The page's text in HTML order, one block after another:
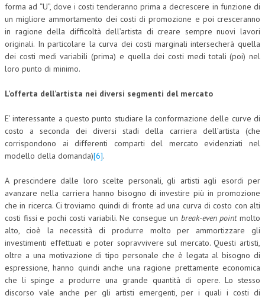
forma ad “U”, dove i costi tenderanno prima a decrescere in funzione di
un migliore ammortamento dei costi di promozione e poi cresceranno
in ragione della difficoltà dell’artista di creare sempre nuovi lavori
originali. In particolare la curva dei costi marginali intersecherà quella
dei costi medi variabili (prima) e quella dei costi medi totali (poi) nel
loro punto di minimo.
L’offerta dell’artista nei diversi segmenti del mercato
E’ interessante a questo punto studiare la conformazione delle curve di
costo a seconda dei diversi stadi della carriera dell’artista (che
corrispondono ai differenti comparti del mercato evidenziati nel
modello della domanda)[6].
A prescindere dalle loro scelte personali, gli artisti agli esordi per
avanzare nella carriera hanno bisogno di investire più in promozione
che in ricerca. Ci troviamo quindi di fronte ad una curva di costo con alti
costi fissi e pochi costi variabili. Ne consegue un break-even pointmolto
alto, cioè la necessità di produrre molto per ammortizzare gli
investimenti effettuati e poter sopravvivere sul mercato. Questi artisti,
oltre a una motivazione di tipo personale che è legata al bisogno di
espressione, hanno quindi anche una ragione prettamente economica
che li spinge a produrre una grande quantità di opere. Lo stesso
discorso vale anche per gli artisti emergenti, per i quali i costi di